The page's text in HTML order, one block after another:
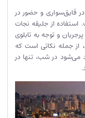
قایق‌سواری و حضور در
از جلیقه نجات
و توجه به تابلوی
از جمله نکاتی است که
می‌شود در شب، تنها در